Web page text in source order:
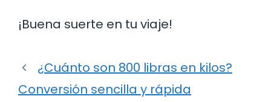
¡Buena suerte en tu viaje!
¿Cuánto son 800 libras en kilos?
Conversión sencilla y rápida